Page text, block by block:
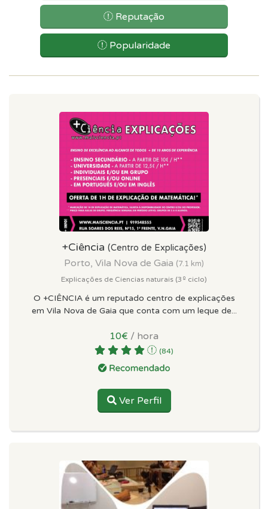
Reputação
Popularidade
+Ciência (Centro de Explicações)
Porto, Vila Nova de Gaia (7.1 km)
Explicações de Ciencias naturais (3º ciclo)
O +CIÊNCIA é um reputado centro de explicações
em Vila Nova de Gaia que conta com um leque de...
10€ / hora
(84)
Ver Perfil